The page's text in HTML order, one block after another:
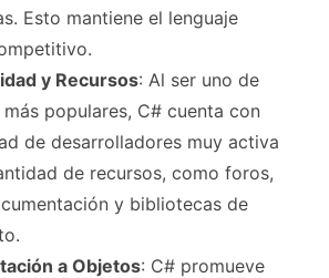
Esto mantiene el lenguaje
y Recursos: Al ser uno de
populares, C# cuenta con
de desarrolladores muy activa
de recursos, como foros,
y bibliotecas de
a Objetos: C# promueve